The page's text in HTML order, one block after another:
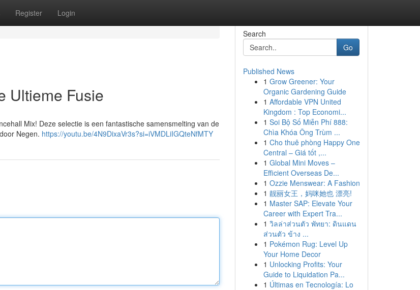
Register Login
Ultieme Fusie
Mix! Deze selectie is een fantastische samensmelting van de
Negen. https://youtu.be/4N9DixaVr3s?si=iVMDLiIGQteNfMTY
Search
Go
Published News
1 Grow Greener: Your
Organic Gardening Guide
1 Affordable VPN United
Kingdom : Top Economi...
1 Soi Bộ Số Miễn Phí 888:
Chìa Khóa Ông Trùm ...
1 Cho thuê phòng Happy One
Central – Giá tốt ,...
1 Global Mini Moves –
Efficient Overseas De...
1 Ozzie Menswear: A Fashion
1 靓丽女王，妈咪她也 漂亮!
1 Master SAP: Elevate Your
Career with Expert Tra...
1 วิลล่าส่วนตัว พัทยา: ดินแดน
ส่วนตัว ข้าง ...
1 Pokémon Rug: Level Up
Your Home Decor
1 Unlocking Profits: Your
Guide to Liquidation Pa...
1 Últimas en Tecnología: Lo